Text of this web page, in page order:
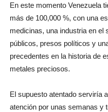
En este momento Venezuela
más de 100,000 %, con una
medicinas, una industria en el
públicos, presos políticos y
precedentes en la historia de
metales preciosos.
El supuesto atentado serviría
atención por unas semanas y